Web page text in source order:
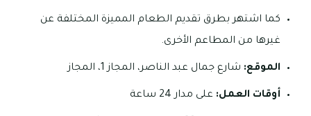
كما اشتهر بطرق تقديم الطعام المميزة المختلفة عن
غيرها من المطاعم الأخرى.
الموقع: شارع جمال عبد الناصر، المجاز 1، المجاز
أوقات العمل: على مدار 24 ساعة